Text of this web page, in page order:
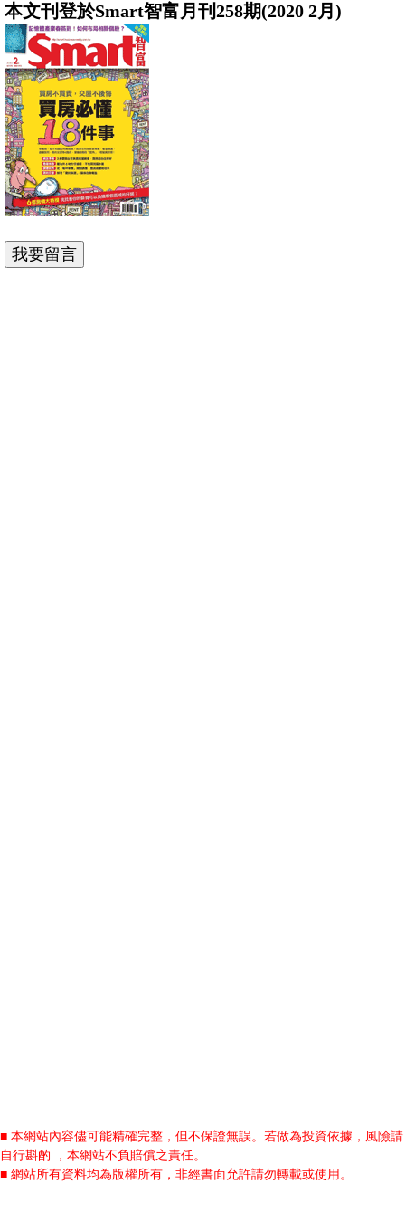
本文刊登於Smart智富月刊258期(2020 2月)
■ 本網站內容儘可能精確完整，但不保證無誤。若做為投資依據，風險請
自行斟酌 ，本網站不負賠償之責任。
■ 網站所有資料均為版權所有，非經書面允許請勿轉載或使用。